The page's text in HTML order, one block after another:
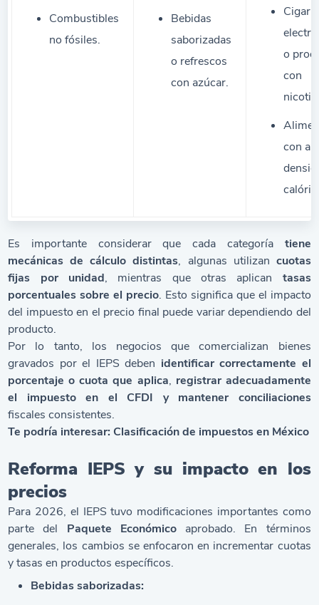
Combustibles
no fósiles.
Bebidas
saborizadas
o refrescos
con azúcar.
o
con
con
Es importante considerar que cada categoría tiene
mecánicas de cálculo distintas, algunas utilizan cuotas
fijas por unidad, mientras que otras aplican tasas
porcentuales sobre el precio. Esto significa que el impacto
del impuesto en el precio final puede variar dependiendo del
producto.
Por lo tanto, los negocios que comercializan bienes
gravados por el IEPS deben identificar correctamente el
porcentaje o cuota que aplica, registrar adecuadamente
el impuesto en el CFDI y mantener conciliaciones
fiscales consistentes.
Te podría interesar: Clasificación de impuestos en México
Reforma IEPS y su impacto en los
precios
Para 2026, el IEPS tuvo modificaciones importantes como
parte del Paquete Económicoaprobado. En términos
generales, los cambios se enfocaron en incrementar cuotas
y tasas en productos específicos.
Bebidas saborizadas: